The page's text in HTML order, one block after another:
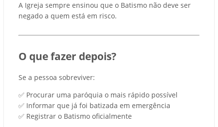
A Igreja sempre ensinou que o Batismo não deve ser
negado a quem está em risco.
O que fazer depois?
Se a pessoa sobreviver:
✅ Procurar uma paróquia o mais rápido possível
✅ Informar que já foi batizada em emergência
✅ Registrar o Batismo oficialmente